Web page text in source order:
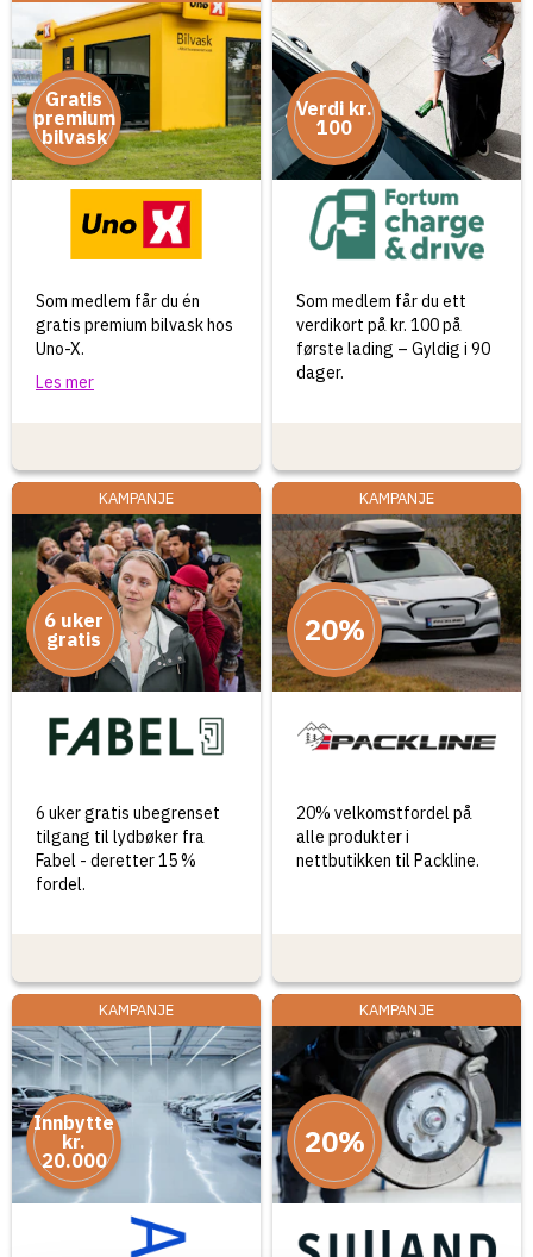
Gratis
premium
bilvask
Som medlem får du én
gratis premium bilvask hos
Uno-X.
Les mer
Verdi kr.
100
Som medlem får du ett
verdikort på kr. 100 på
første lading – Gyldig i 90
dager.
KAMPANJE
6 uker
gratis
6 uker gratis ubegrenset
tilgang til lydbøker fra
Fabel - deretter 15 %
fordel.
KAMPANJE
20%
20% velkomstfordel på
alle produkter i
nettbutikken til Packline.
KAMPANJE
Innbytte
kr.
20.000
KAMPANJE
20%